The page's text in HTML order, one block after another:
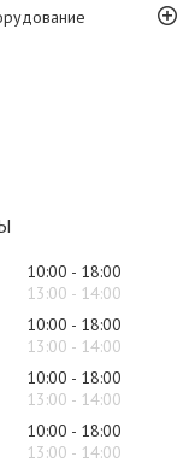
10:00
18:00
13:00
14:00
10:00
18:00
13:00
14:00
10:00
18:00
13:00
14:00
10:00
18:00
13:00
14:00